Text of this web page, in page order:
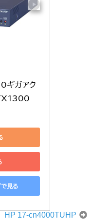
ギガアク
見る
HP 17-cn4000TUHP